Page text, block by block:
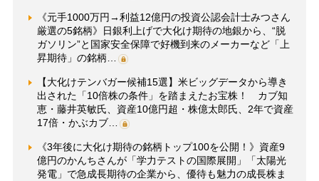
《元手1000万円→利益12億円の投資公認会計士みつさん
厳選の5銘柄》日銀利上げで大化け期待の地銀から、“脱
ガソリン”と国家安全保障で好機到来のメーカーなど「上
昇期待」の銘柄…
【大化けテンバガー候補15選】米ビッグデータから導き
出された「10倍株の条件」を踏まえたお宝株！ カブ知
恵・藤井英敏氏、資産10億円超・株億太郎氏、2年で資産
17倍・かぶカブ…
《3年後に大化け期待の銘柄トップ100を公開！》資産9
億円のかんちさんが「学力テストの国際展開」「太陽光
発電」で急成長期待の企業から、優待も魅力の成長株ま